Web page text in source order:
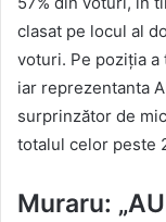
clasat pe locul al
voturi. Pe poziția a
iar reprezentanta
surprinzător de
totalul celor peste
Muraru: